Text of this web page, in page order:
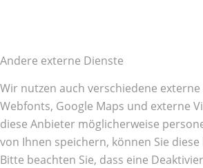
Andere externe Dienste
Wir nutzen auch verschiedene
Webfonts, Google Maps und externe
diese Anbieter möglicherweise
von Ihnen speichern, können Sie
Bitte beachten Sie, dass eine